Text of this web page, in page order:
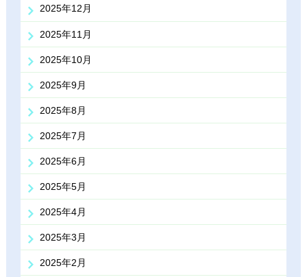
2025年12月
2025年11月
2025年10月
2025年9月
2025年8月
2025年7月
2025年6月
2025年5月
2025年4月
2025年3月
2025年2月